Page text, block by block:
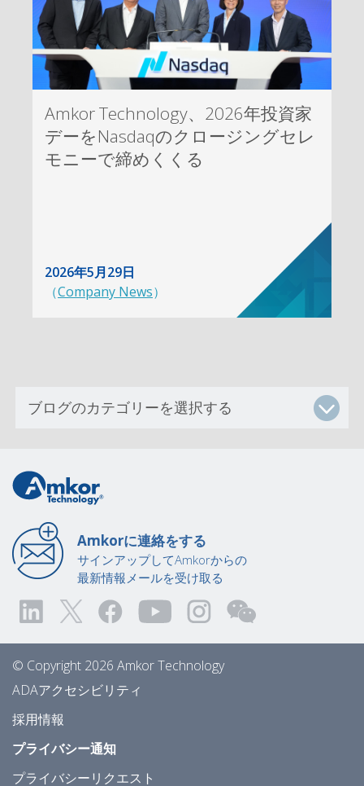
Amkor Technology、2026年投資家
デーをNasdaqのクロージングセレ
モニーで締めくくる
2026年5月29日
（Company News）
Amkorに連絡をする
サインアップしてAmkorからの
最新情報メールを受け取る
© Copyright 2026 Amkor Technology
ADAアクセシビリティ
採用情報
プライバシー通知
プライバシーリクエスト